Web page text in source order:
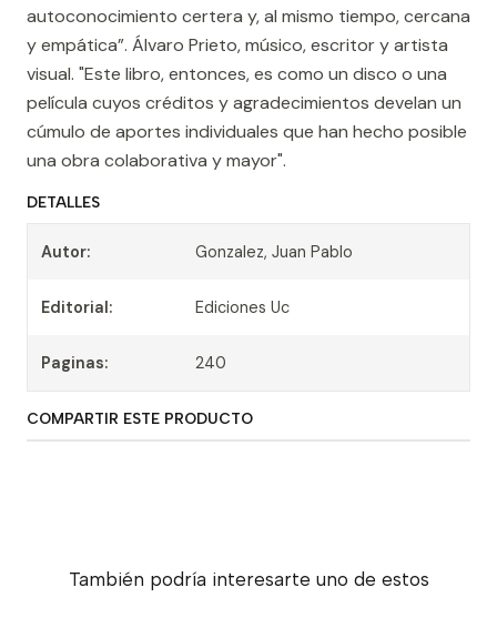
autoconocimiento certera y, al mismo tiempo, cercana
y empática”. Álvaro Prieto, músico, escritor y artista
visual. "Este libro, entonces, es como un disco o una
película cuyos créditos y agradecimientos develan un
cúmulo de aportes individuales que han hecho posible
una obra colaborativa y mayor".
DETALLES
Autor: Gonzalez, Juan Pablo
Editorial: Ediciones Uc
Paginas: 240
COMPARTIR ESTE PRODUCTO
También podría interesarte uno de estos